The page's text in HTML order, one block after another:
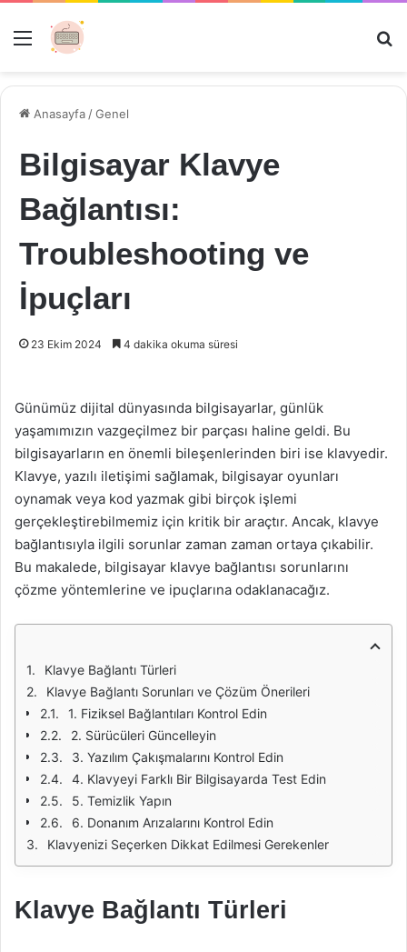
Menü
Anasayfa /Genel
Bilgisayar Klavye
Bağlantısı:
Troubleshooting ve
İpuçları
23 Ekim 2024 4 dakika okuma süresi
Günümüz dijital dünyasında bilgisayarlar, günlük
yaşamımızın vazgeçilmez bir parçası haline geldi. Bu
bilgisayarların en önemli bileşenlerinden biri ise klavyedir.
Klavye, yazılı iletişimi sağlamak, bilgisayar oyunları
oynamak veya kod yazmak gibi birçok işlemi
gerçekleştirebilmemiz için kritik bir araçtır. Ancak, klavye
bağlantısıyla ilgili sorunlar zaman zaman ortaya çıkabilir.
Bu makalede, bilgisayar klavye bağlantısı sorunlarını
çözme yöntemlerine ve ipuçlarına odaklanacağız.
Klavye Bağlantı Türleri
Klavye Bağlantı Sorunları ve Çözüm Önerileri
1. Fiziksel Bağlantıları Kontrol Edin
2. Sürücüleri Güncelleyin
3. Yazılım Çakışmalarını Kontrol Edin
4. Klavyeyi Farklı Bir Bilgisayarda Test Edin
5. Temizlik Yapın
6. Donanım Arızalarını Kontrol Edin
Klavyenizi Seçerken Dikkat Edilmesi Gerekenler
Klavye Bağlantı Türleri